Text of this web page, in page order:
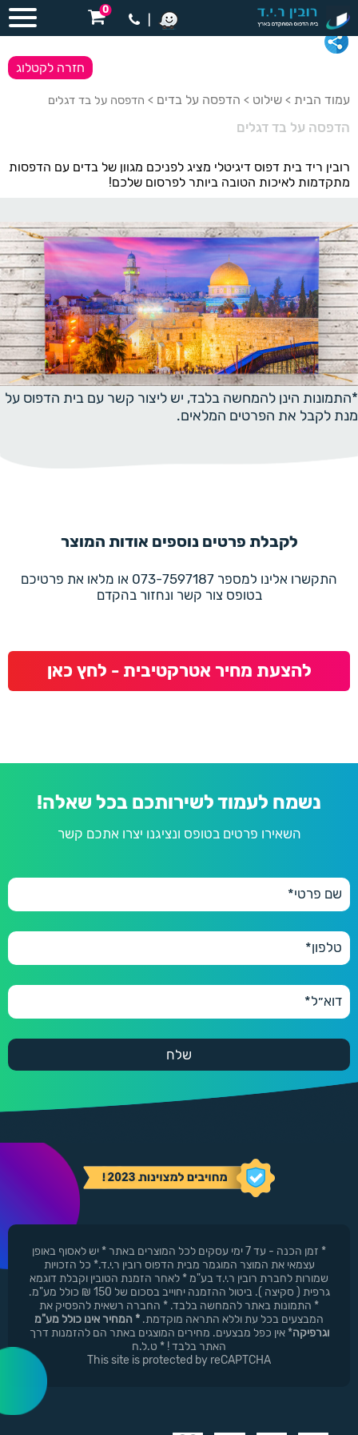
0
עמוד הבית > שילוט > הדפסה על בדים > הדפסה על בד דגלים
הדפסה על בד דגלים
חזרה לקטלוג
רובין ריד בית דפוס דיגיטלי מציג לפניכם מגוון של בדים עם הדפסות
מתקדמות לאיכות הטובה ביותר לפרסום שלכם!
*התמונות הינן להמחשה בלבד, יש ליצור קשר עם בית הדפוס על
מנת לקבל את הפרטים המלאים.
לקבלת פרטים נוספים אודות המוצר
התקשרו אלינו למספר 073-7597187 או מלאו את פרטיכם
בטופס צור קשר ונחזור בהקדם
להצעת מחיר אטרקטיבית - לחץ כאן
נשמח לעמוד לשירותכם בכל שאלה!
השאירו פרטים בטופס ונציגנו יצרו אתכם קשר
* זמן הכנה - עד 7 ימי עסקים לכל המוצרים באתר * יש לאסוף באופן
עצמאי את המוצר המוגמר מבית הדפוס רובין ר.י.ד.* כל הזכויות
שמורות לחברת רובין ר.י.ד בע"מ * לאחר הזמנת הטובין וקבלת דוגמא
גרפית ( סקיצה ). ביטול ההזמנה יחוייב בסכום של 150 ₪ כולל מע"מ.
* התמונות באתר להמחשה בלבד. * החברה רשאית להפסיק את
המבצעים בכל עת וללא התראה מוקדמת. * המחיר אינו כולל מע"מ
וגרפיקה* אין כפל מבצעים. מחירים המוצגים באתר הם להזמנות דרך
האתר בלבד ! * ט.ל.ח
This site is protected by reCAPTCHA